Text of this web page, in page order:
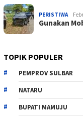
PERISTIWA
Gunakan
TOPIK POPULER
PEMPROV SULBAR
NATARU
BUPATI MAMUJU